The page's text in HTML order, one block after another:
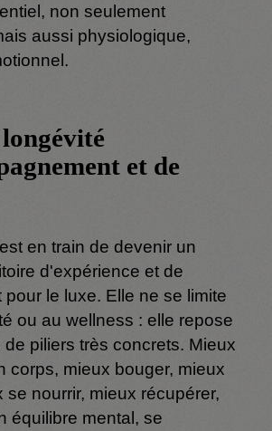
non seulement
aussi physiologique,
et de
en train de devenir un
d'expérience et de
pour le luxe. Elle ne se limite
ou au wellness : elle repose
piliers très concrets. Mieux
corps, mieux bouger, mieux
se nourrir, mieux récupérer,
équilibre mental, se